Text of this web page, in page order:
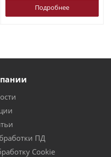
Подробнее
ПД
Cookie